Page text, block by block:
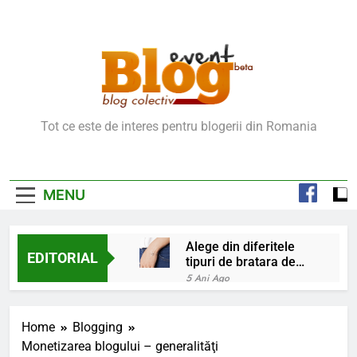
Blog Event – Cu Si
Tot ce este de interes pentru blogerii din Romania
MENU
EDITORIAL
Alege din diferitele
tipuri de bratara de
argint
5 Ani Ago
Home
Blogging
Monetizarea blogului – generalităţi